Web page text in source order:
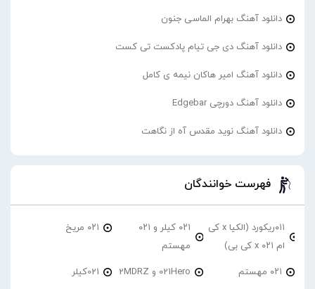
دانلود آهنگ بهرام الماسی جنون
دانلود آهنگ دی جی تیام پادکست تی کست
دانلود آهنگ امیر هاکان نیمه ی کامل
دانلود آهنگ دورچی Edgebar
دانلود آهنگ نوید مقدس آه از نگاهت
فهرست خوانندگان
۰۱۱ریکورد (الکیا x کی
ام ۰۲۱ x کی بی)
۰۲۱ کیلر و ۰۲۱
مهستم
۰۲۱ مریخ
۰۲۱ مهستم 021Hero و 2MDRZ 021کیلر